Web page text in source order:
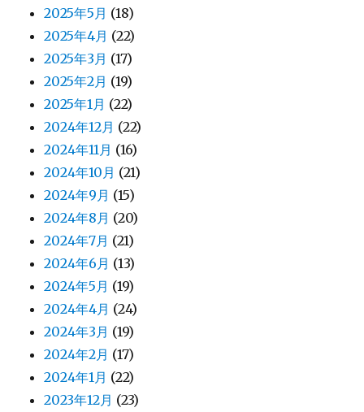
2025年5月 (18)
2025年4月 (22)
2025年3月 (17)
2025年2月 (19)
2025年1月 (22)
2024年12月 (22)
2024年11月 (16)
2024年10月 (21)
2024年9月 (15)
2024年8月 (20)
2024年7月 (21)
2024年6月 (13)
2024年5月 (19)
2024年4月 (24)
2024年3月 (19)
2024年2月 (17)
2024年1月 (22)
2023年12月 (23)